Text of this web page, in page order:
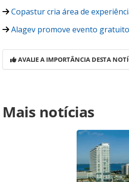
Copastur cria área de
Alagev promove evento
AVALIE A IMPORTÂNCIA DESTA
https://www.panrotas.com.br/
jornada-virtual-pre-lacte-com-180-
oferecidas na página. Todo o
pela legislação brasileira sobre
autorização da PANROTAS Editora
Mais notícias